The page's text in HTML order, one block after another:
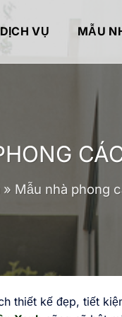
DỊCH VỤ MẪU
» Mẫu nhà phong
thiết kế đẹp, tiết